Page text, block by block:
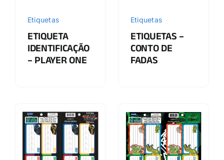
Etiquetas
ETIQUETA
IDENTIFICAÇÃO
– PLAYER ONE
Etiquetas
ETIQUETAS –
CONTO DE
FADAS